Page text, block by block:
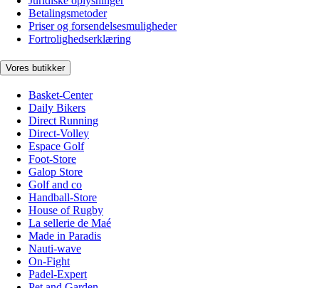
Betalingsmetoder
Priser og forsendelsesmuligheder
Fortrolighedserklæring
Vores butikker
Basket-Center
Daily Bikers
Direct Running
Direct-Volley
Espace Golf
Foot-Store
Galop Store
Golf and co
Handball-Store
House of Rugby
La sellerie de Maé
Made in Paradis
Nauti-wave
On-Fight
Padel-Expert